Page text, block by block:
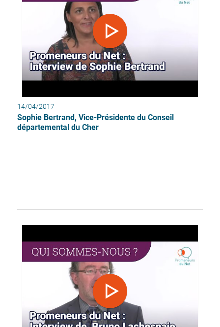
14/04/2017
Sophie Bertrand, Vice-Présidente du Conseil
départemental du Cher